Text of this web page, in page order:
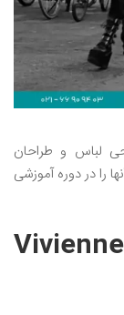
لباس و طراحان
را در دوره آموزشی
ویوین وست وود Vivienne